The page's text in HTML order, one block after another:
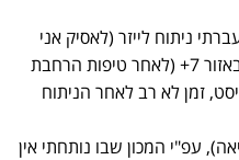
44, לפני כ 10 שנים עברתי ניתוח לייזר (לאסיק אני
חושבת), המספר לפני הניתוח היה באזור 7+ (לאחר טיפות הרחבת
זמן לא רב לאחר הניתוח
עומד על +3 (+4 לקריאה), עפ"י המכון שבו נותחתי אין